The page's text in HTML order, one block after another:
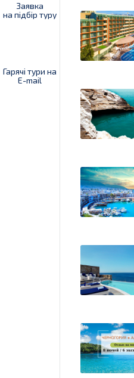
Заявка
на підбір туру
Гарячі тури на
E-mail